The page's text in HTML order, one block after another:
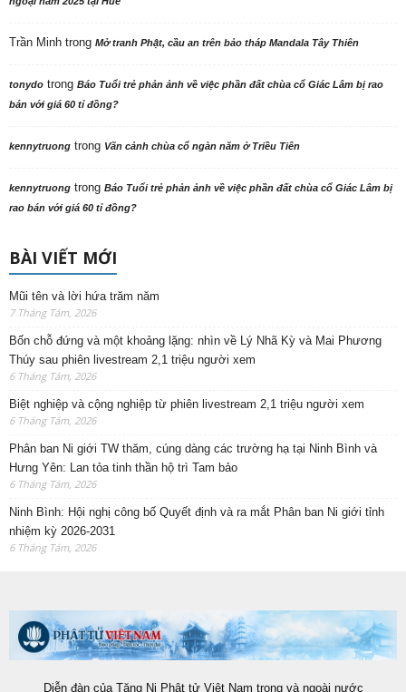
Trần Minh trong Mở tranh Phật, cầu an trên bảo tháp Mandala Tây Thiên
tonydo trong Báo Tuổi trẻ phản ảnh về việc phần đất chùa cổ Giác Lâm bị rao
bán với giá 60 tỉ đồng?
kennytruong trong Vãn cảnh chùa cổ ngàn năm ở Triều Tiên
kennytruong trong Báo Tuổi trẻ phản ảnh về việc phần đất chùa cổ Giác Lâm bị
rao bán với giá 60 tỉ đồng?
BÀI VIẾT MỚI
Mũi tên và lời hứa trăm năm
7 Tháng Tám, 2026
Bốn chỗ đứng và một khoảng lặng: nhìn về Lý Nhã Kỳ và Mai Phương
Thúy sau phiên livestream 2,1 triệu người xem
6 Tháng Tám, 2026
Biệt nghiệp và cộng nghiệp từ phiên livestream 2,1 triệu người xem
6 Tháng Tám, 2026
Phân ban Ni giới TW thăm, cúng dàng các trường hạ tại Ninh Bình và
Hưng Yên: Lan tỏa tinh thần hộ trì Tam bảo
6 Tháng Tám, 2026
Ninh Bình: Hội nghị công bố Quyết định và ra mắt Phân ban Ni giới tỉnh
nhiệm kỳ 2026-2031
6 Tháng Tám, 2026
Diễn đàn của Tăng Ni Phật tử Việt Nam trong và ngoài nước